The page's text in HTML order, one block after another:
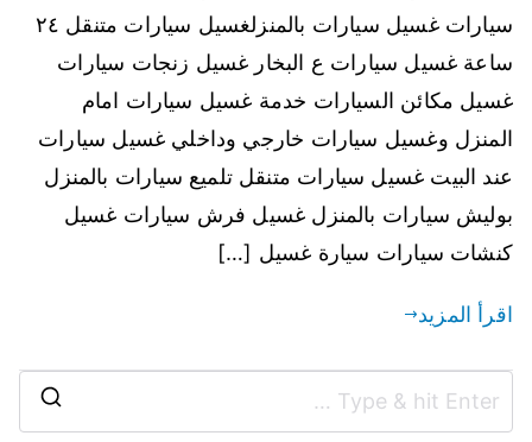
سيارات غسيل سيارات بالمنزلغسيل سيارات متنقل ٢٤
ساعة غسيل سيارات ع البخار غسيل زنجات سيارات
غسيل مكائن السيارات خدمة غسيل سيارات امام
المنزل وغسيل سيارات خارجي وداخلي غسيل سيارات
عند البيت غسيل سيارات متنقل تلميع سيارات بالمنزل
بوليش سيارات بالمنزل غسيل فرش سيارات غسيل
كنشات سيارات سيارة غسيل […]
اقرأ المزيد